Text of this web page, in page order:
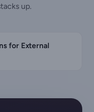
up.
for External